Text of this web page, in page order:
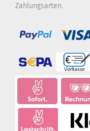
Zahlungsarten.